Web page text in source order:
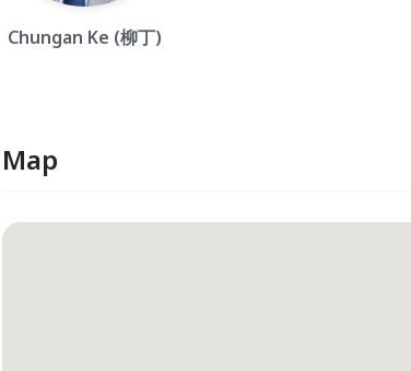
Chungan Ke (柳丁)
Map